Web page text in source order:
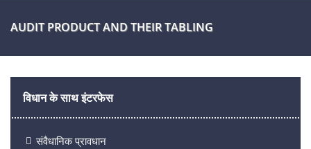
AUDIT PRODUCT AND THEIR TABLING
विधान के साथ इंटरफेस
संवैधानिक प्रावधान